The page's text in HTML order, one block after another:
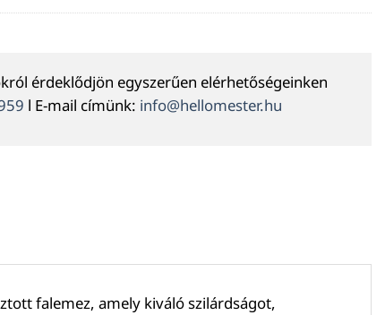
érdeklődjön egyszerűen elérhetőségeinken
l E-mail címünk: info@hellomester.hu
falemez, amely kiváló szilárdságot,